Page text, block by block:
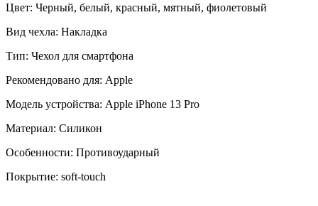
Цвет: Черный, белый, красный, мятный, фиолетовый
Вид чехла: Накладка
Тип: Чехол для смартфона
Рекомендовано для: Apple
Модель устройства: Apple iPhone 13 Pro
Материал: Силикон
Особенности: Противоударный
Покрытие: soft-touch